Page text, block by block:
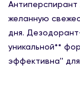
Антиперспирант
желанную
дня.
уникальной**
эффективна''